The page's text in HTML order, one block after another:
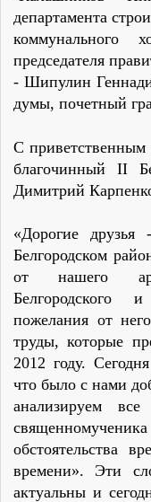
департамента
коммунального
председателя
- Шипулин
думы, почетный
С приветственным
благочинный II
Димитрий
«Дорогие
Белгородском
от нашего
Белгородского
пожелания от
труды, которые
2012 году.
что было с нами
анализируем
обстоятельства
времени». Эти
актуальны и